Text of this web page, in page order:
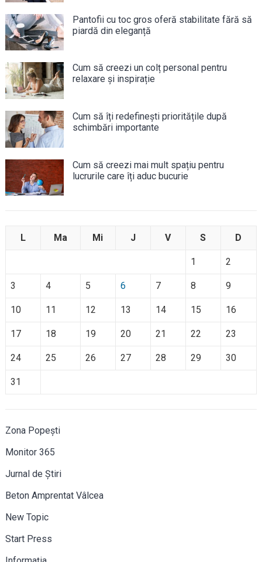
Pantofii cu toc gros oferă stabilitate fără să
piardă din eleganță
Cum să creezi un colț personal pentru
relaxare și inspirație
Cum să îți redefinești prioritățile după
schimbări importante
Cum să creezi mai mult spațiu pentru
lucrurile care îți aduc bucurie
L Ma Mi J V S D
1 2
3 4 5 6 7 8 9
10 11 12 13 14 15 16
17 18 19 20 21 22 23
24 25 26 27 28 29 30
31
Zona Popești
Monitor 365
Jurnal de Știri
Beton Amprentat Vâlcea
New Topic
Start Press